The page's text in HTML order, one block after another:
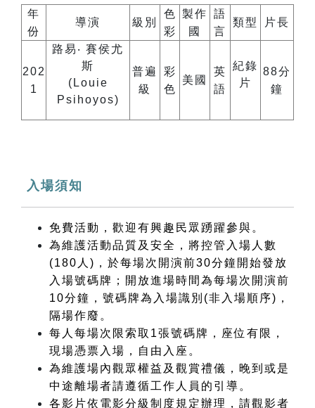
年
份
導演 級別
色
彩
製作
國
語
言
類型 片長
202
1
路易‧ 賽侯尤
斯
(Louie
Psihoyos)
普遍
級
彩
色
美國
英
語
紀錄
片
88分
鐘
入場須知
免費活動，歡迎有興趣民眾踴躍參與。
為維護活動品質及安全，將控管入場人數
(180人)，於每場次開演前30分鐘開始發放
入場號碼牌；開放進場時間為每場次開演前
10分鐘，號碼牌為入場識別(非入場順序)，
隔場作廢。
每人每場次限索取1張號碼牌，座位有限，
現場憑票入場，自由入座。
為維護場內觀眾權益及觀賞禮儀，晚到或是
中途離場者請遵循工作人員的引導。
各影片依電影分級制度規定辦理，請觀影者